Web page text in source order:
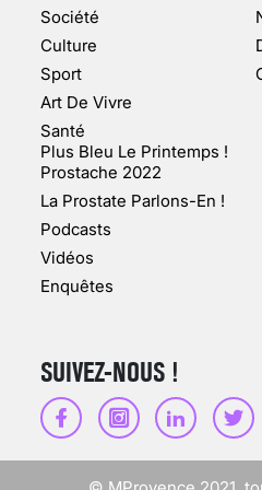
Société
Culture
Sport
Art De Vivre
Santé
Plus Bleu Le Printemps !
Prostache 2022
La Prostate Parlons-En !
Podcasts
Vidéos
Enquêtes
SUIVEZ-NOUS !